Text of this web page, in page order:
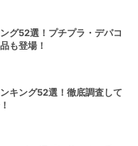
グ52選！プチプラ・デパコ
も登場！
キング52選！徹底調査して